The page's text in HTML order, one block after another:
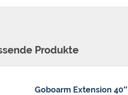
Produkte
Goboarm Extension 40″